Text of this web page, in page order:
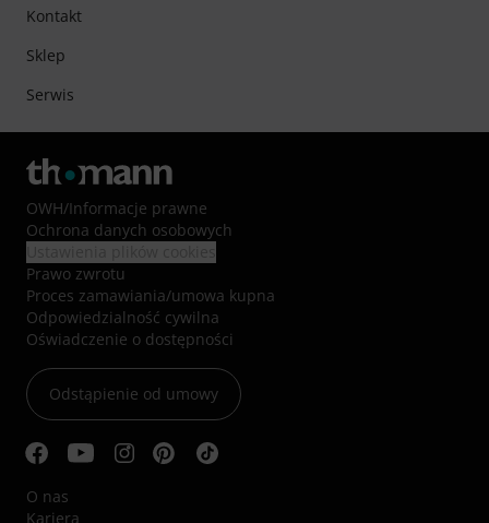
Kontakt
Sklep
Serwis
OWH/Informacje prawne
Ochrona danych osobowych
Prawo zwrotu
Proces zamawiania/umowa kupna
Odpowiedzialność cywilna
Oświadczenie o dostępności
Odstąpienie od umowy
O nas
Kariera